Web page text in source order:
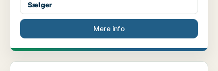
Sælger
Mere info
Sales Consultant i Aarhus (30T) [xxxxx]